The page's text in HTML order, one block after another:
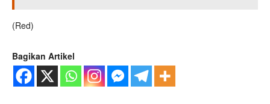
(Red)
Bagikan Artikel